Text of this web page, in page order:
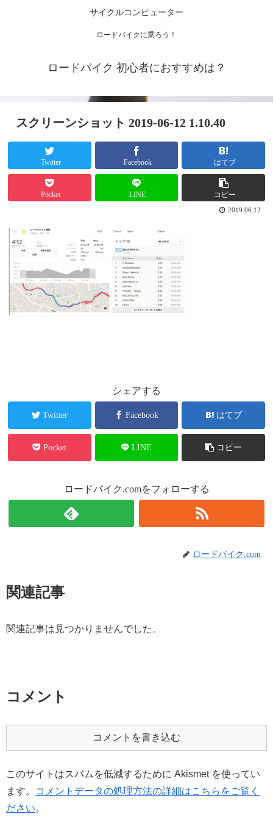
ロードバイクに乗ろう！
ロードバイク 初心者におすすめは？
サイクルコンピューター
スクリーンショット 2019-06-12 1.10.40
Twitter Facebook はてブ
Pocket LINE コピー
2019.06.12
シェアする
Twitter Facebook はてブ
Pocket LINE コピー
ロードバイク.comをフォローする
ロードバイク.com
関連記事
関連記事は見つかりませんでした。
コメント
コメントを書き込む
このサイトはスパムを低減するために Akismet を使ってい
ます。
コメントデータの処理方法の詳細はこちらをご覧く
ださい。